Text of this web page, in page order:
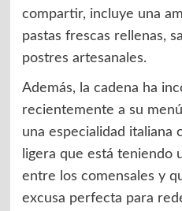
compartir, incluye una
pastas frescas rellenas,
postres artesanales.
Además, la cadena ha
recientemente a su menú
una especialidad italiana
ligera que está teniendo
entre los comensales y
excusa perfecta para